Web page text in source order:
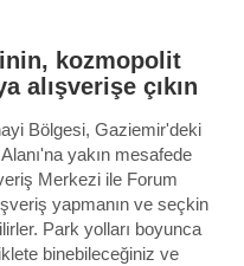
kozmopolit
alışverişe çıkın
Bölgesi, Gaziemir'deki
yakın mesafede
Merkezi ile Forum
yapmanın ve seçkin
Park yolları boyunca
binebileceğiniz ve